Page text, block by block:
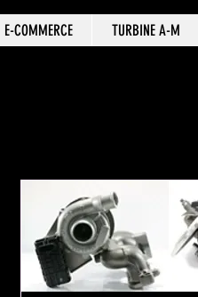
E-COMMERCE TURBINE A-M